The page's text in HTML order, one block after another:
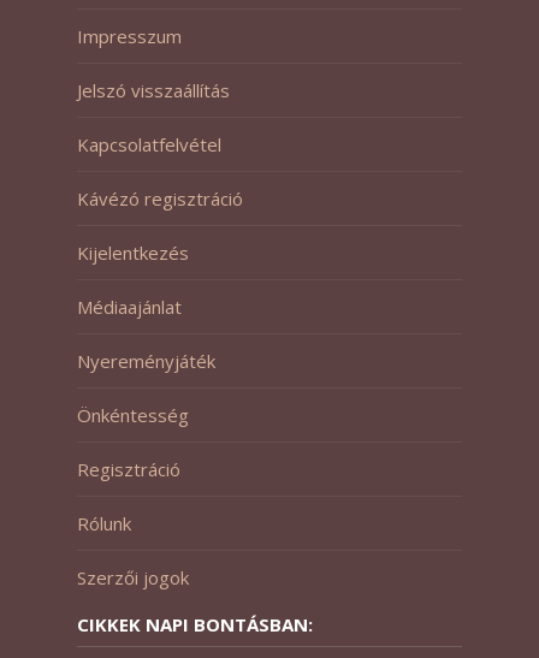
Impresszum
Jelszó visszaállítás
Kapcsolatfelvétel
Kávézó regisztráció
Kijelentkezés
Médiaajánlat
Nyereményjáték
Önkéntesség
Regisztráció
Rólunk
Szerzői jogok
CIKKEK NAPI BONTÁSBAN: